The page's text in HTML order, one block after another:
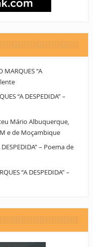
MARQUES “A
“A DESPEDIDA” –
Mário Albuquerque,
e de Moçambique
– Poema de
“A DESPEDIDA” –